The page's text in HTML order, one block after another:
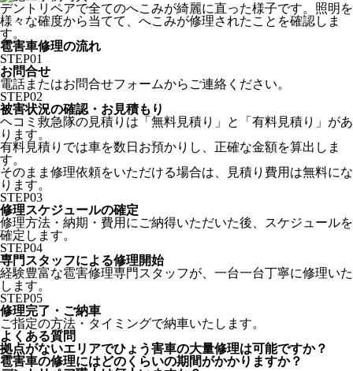
デントリペアで全てのへこみが綺麗に直った様子です。照明を
様々な確度から当てて、へこみが修理されたことを確認しま
す。
雹害車修理の流れ
STEP01
お問合せ
電話またはお問合せフォームからご連絡ください。
STEP02
被害状況の確認・お見積もり
ヘコミ救急隊の見積りは「無料見積り」と「有料見積り」があ
ります。
有料見積りでは車を数日お預かりし、正確な金額を算出しま
す。
そのまま修理依頼をいただける場合は、見積り費用は無料にな
ります。
STEP03
修理スケジュールの確定
修理方法・納期・費用にご納得いただいた後、スケジュールを
確定します。
STEP04
専門スタッフによる修理開始
経験豊富な雹害修理専門スタッフが、一台一台丁寧に修理いた
します。
STEP05
修理完了・ご納車
ご指定の方法・タイミングで納車いたします。
よくある質問
拠点がないエリアでひょう害車の大量修理は可能ですか？
雹害車の修理にはどのくらいの期間がかかりますか？